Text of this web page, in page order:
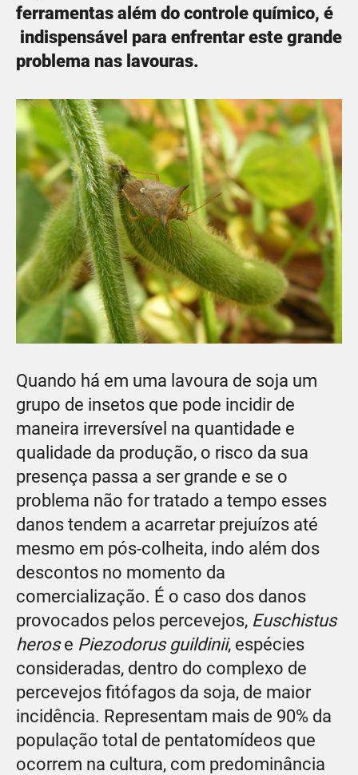
ferramentas além do controle químico, é
indispensável para enfrentar este grande
problema nas lavouras.
Quando há em uma lavoura de soja um
grupo de insetos que pode incidir de
maneira irreversível na quantidade e
qualidade da produção, o risco da sua
presença passa a ser grande e se o
problema não for tratado a tempo esses
danos tendem a acarretar prejuízos até
mesmo em pós-colheita, indo além dos
descontos no momento da
comercialização. É o caso dos danos
provocados pelos percevejos, Euschistus
herose Piezodorus guildinii, espécies
consideradas, dentro do complexo de
percevejos fitófagos da soja, de maior
incidência. Representam mais de 90% da
população total de pentatomídeos que
ocorrem na cultura, com predominância